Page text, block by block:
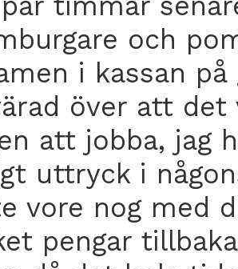
och
i kassan
över att
att jobba, jag
uttryck i
vore nog med
pengar